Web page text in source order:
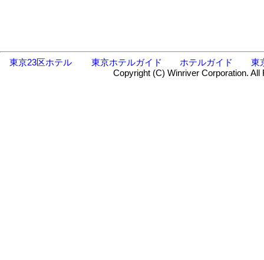
東京23区ホテル 東京ホテルガイド ホテルガイド
東
Copyright (C) Winriver Corporation. All